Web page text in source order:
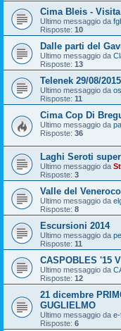
Cima Bleis -
Ultimo messaggio da
Risposte: 10
Dalle parti del
Ultimo messaggio da
Risposte: 13
Telenek 29/08/2015
Ultimo messaggio da
Risposte: 11
Cima Cop Di
Ultimo messaggio da
Risposte: 36
Laghi Seroti
Ultimo messaggio da
Risposte: 3
Valle del
Ultimo messaggio da
Risposte: 8
Escursioni 2014
Ultimo messaggio da
Risposte: 11
CASPOBLES '15
Ultimo messaggio da
Risposte: 12
21 dicembre
GUGLIELMO
Ultimo messaggio da
Risposte: 6